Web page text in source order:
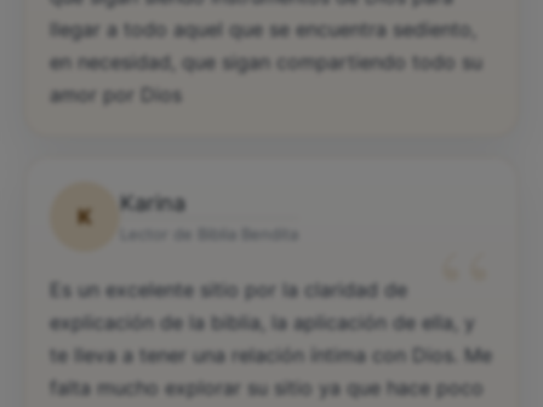
llegar a todo aquel que se encuentra sediento,
en necesidad, que sigan compartiendo todo su
amor por Dios
K
Karina
“
Es un excelente sitio por la claridad de
explicación de la biblia, la aplicación de ella, y
te lleva a tener una relación íntima con Dios. Me
falta mucho explorar su sitio ya que hace poco